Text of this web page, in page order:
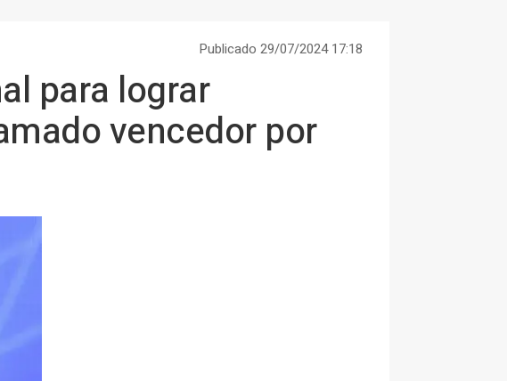
Publicado 29/07/2024 17:18
para lograr
vencedor por